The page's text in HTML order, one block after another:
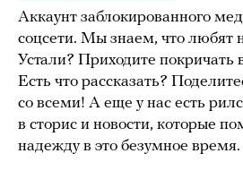
Аккаунт заблокированного
соцсети. Мы знаем, что любят
Устали? Приходите покричать
Есть что рассказать?
со всеми! А еще у нас есть
в сторис и новости, которые
надежду в это безумное время.